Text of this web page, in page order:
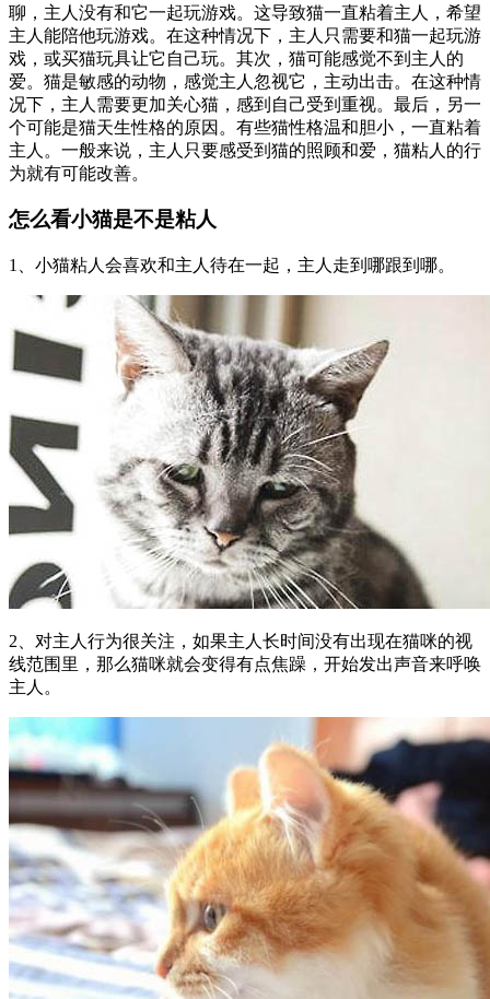
聊，主人没有和它一起玩游戏。这导致猫一直粘着主人，希望
主人能陪他玩游戏。在这种情况下，主人只需要和猫一起玩游
戏，或买猫玩具让它自己玩。其次，猫可能感觉不到主人的
爱。猫是敏感的动物，感觉主人忽视它，主动出击。在这种情
况下，主人需要更加关心猫，感到自己受到重视。最后，另一
个可能是猫天生性格的原因。有些猫性格温和胆小，一直粘着
主人。一般来说，主人只要感受到猫的照顾和爱，猫粘人的行
为就有可能改善。
怎么看小猫是不是粘人
1、小猫粘人会喜欢和主人待在一起，主人走到哪跟到哪。
2、对主人行为很关注，如果主人长时间没有出现在猫咪的视
线范围里，那么猫咪就会变得有点焦躁，开始发出声音来呼唤
主人。